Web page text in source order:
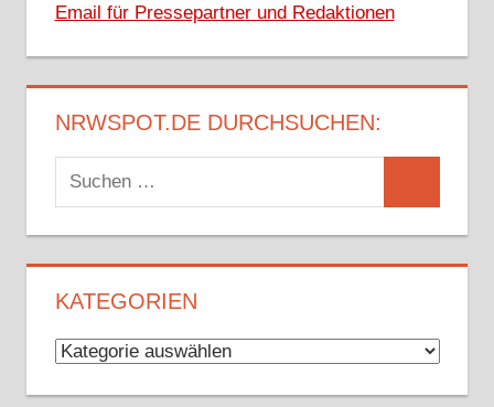
Email für Pressepartner und Redaktionen
NRWSPOT.DE DURCHSUCHEN:
Suchen
nach:
KATEGORIEN
Kategorien